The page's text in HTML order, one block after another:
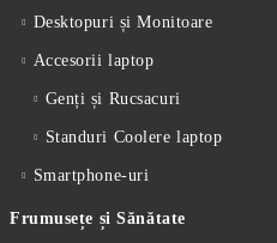
Desktopuri și Monitoare
Accesorii laptop
Genți și Rucsacuri
Standuri Coolere laptop
Smartphone-uri
Frumusețe și Sănătate